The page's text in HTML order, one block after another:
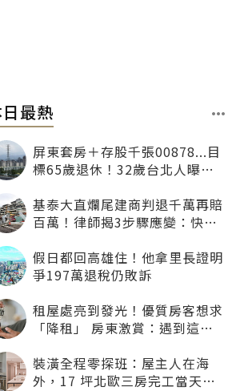
最熱
屏東套房＋存股千張00878...目
標65歲退休！32歲台北人曝：
基泰大直爛尾建商判退千萬再賠
百萬！律師揭3步驟應變：快通
假日都回高雄住！他拿里長證明
爭197萬退稅仍敗訴
租屋處亮到發光！優質房客想求
「降租」 房東激賞：遇到這種
裝潢全程零探班：屋主人在海
外，17 坪北歐三房完工當天才